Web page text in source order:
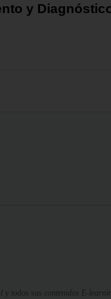
y
y todos sus contenidos E-